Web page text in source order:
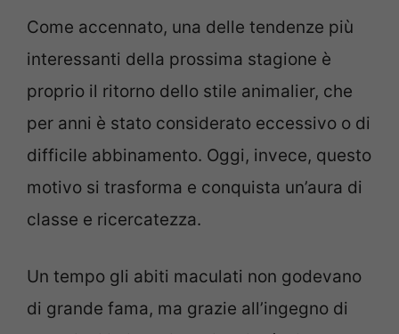
Come accennato, una delle tendenze più
interessanti della prossima stagione è
proprio il ritorno dello stile animalier, che
per anni è stato considerato eccessivo o di
difficile abbinamento. Oggi, invece, questo
motivo si trasforma e conquista un’aura di
classe e ricercatezza.
Un tempo gli abiti maculati non godevano
di grande fama, ma grazie all’ingegno di